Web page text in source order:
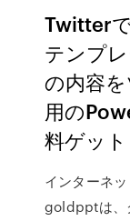
Twitter
テンプ
の内容
用の
料ゲッ
インターネ
goldpptは、